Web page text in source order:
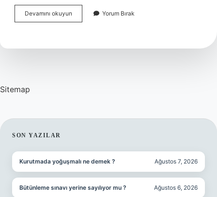
Devamını okuyun Vücudumuzu
Hangi
Yorum Bırak
Sitemap
SIDEBAR
SON YAZILAR
Kurutmada yoğuşmalı ne demek ? Ağustos 7, 2026
Bütünleme sınavı yerine sayılıyor mu ? Ağustos 6, 2026